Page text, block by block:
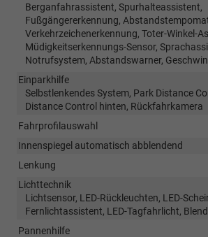
Berganfahrassistent, Spurhalteassistent,
Fußgängererkennung,
Verkehrzeichenerkennung, Toter-Winkel-
Müdigkeitserkennungs-Sensor,
Notrufsystem, Abstandswarner,
Einparkhilfe
Selbstlenkendes System, Park Distance
Distance Control hinten, Rückfahrkamera
Fahrprofilauswahl
Innenspiegel automatisch abblendend
Lenkung
Lichttechnik
Lichtsensor, LED-Rückleuchten, LED-
Fernlichtassistent, LED-Tagfahrlicht,
Pannenhilfe